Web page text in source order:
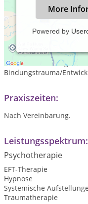
More
Powered by
Ich bin Heilpraktiker für
die schwerwiegenden
toxische Beziehungen,
Bindungstrauma/
Praxiszeiten:
Nach Vereinbarung.
Leistungsspektrum:
Psychotherapie
EFT-Therapie
Hypnose
Systemische
Traumatherapie